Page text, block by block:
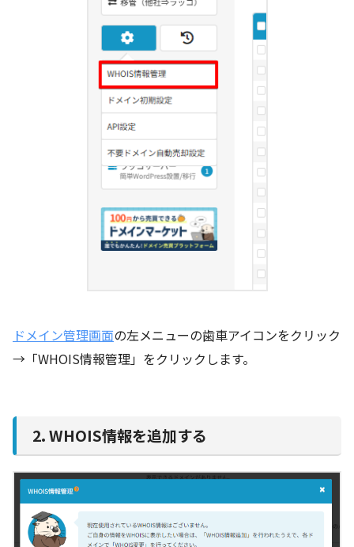
ドメイン管理画面の左メニューの歯車アイコンをクリック
→「WHOIS情報管理」をクリックします。
2. WHOIS情報を追加する